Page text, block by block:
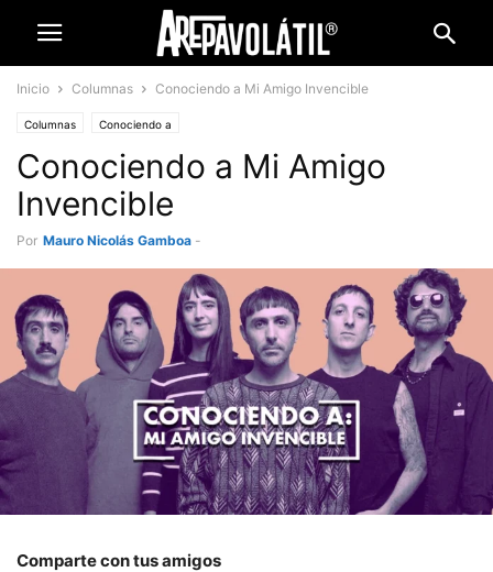
Inicio Columnas Conociendo a Mi Amigo Invencible
Columnas Conociendo a
Conociendo a Mi Amigo
Invencible
Por Mauro Nicolás Gamboa -
Comparte con tus amigos